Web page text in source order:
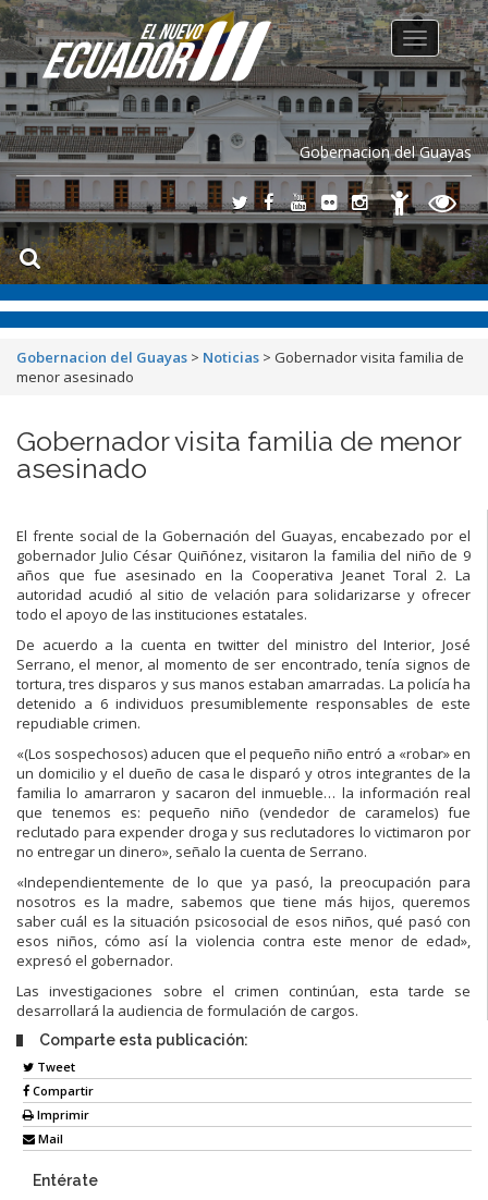
Gobernacion del Guayas
Toggle
navigation
Gobernacion del Guayas > Noticias > Gobernador visita familia de
menor asesinado
Gobernador visita familia de menor
asesinado
El frente social de la Gobernación del Guayas, encabezado por el
gobernador Julio César Quiñónez, visitaron la familia del niño de 9
años que fue asesinado en la Cooperativa Jeanet Toral 2. La
autoridad acudió al sitio de velación para solidarizarse y ofrecer
todo el apoyo de las instituciones estatales.
De acuerdo a la cuenta en twitter del ministro del Interior, José
Serrano, el menor, al momento de ser encontrado, tenía signos de
tortura, tres disparos y sus manos estaban amarradas. La policía ha
detenido a 6 individuos presumiblemente responsables de este
repudiable crimen.
«(Los sospechosos) aducen que el pequeño niño entró a «robar» en
un domicilio y el dueño de casa le disparó y otros integrantes de la
familia lo amarraron y sacaron del inmueble… la información real
que tenemos es: pequeño niño (vendedor de caramelos) fue
reclutado para expender droga y sus reclutadores lo victimaron por
no entregar un dinero», señalo la cuenta de Serrano.
«Independientemente de lo que ya pasó, la preocupación para
nosotros es la madre, sabemos que tiene más hijos, queremos
saber cuál es la situación psicosocial de esos niños, qué pasó con
esos niños, cómo así la violencia contra este menor de edad»,
expresó el gobernador.
Las investigaciones sobre el crimen continúan, esta tarde se
desarrollará la audiencia de formulación de cargos.
Comparte esta publicación:
Tweet
Compartir
Imprimir
Mail
Entérate